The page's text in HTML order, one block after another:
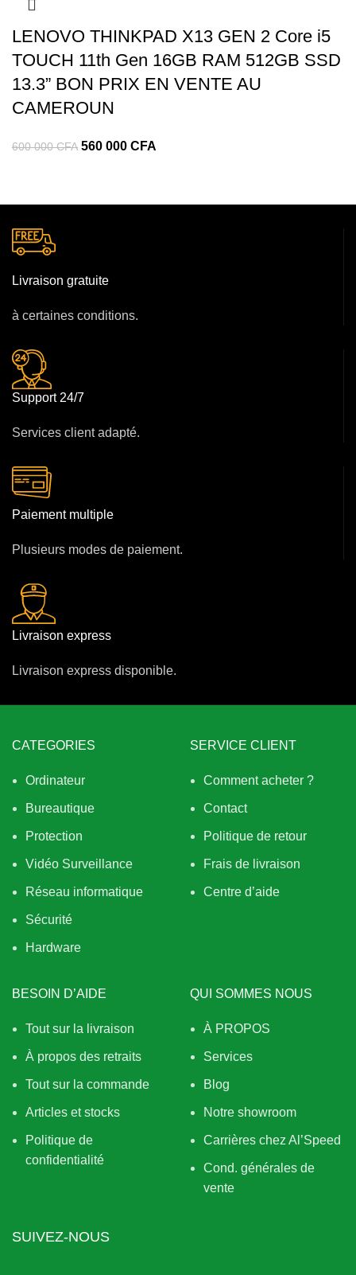
LENOVO THINKPAD X13 GEN 2 Core i5
TOUCH 11th Gen 16GB RAM 512GB SSD
13.3” BON PRIX EN VENTE AU
CAMEROUN
600 000CFA 560 000 CFA
Livraison gratuite
à certaines conditions.
Support 24/7
Services client adapté.
Paiement multiple
Plusieurs modes de paiement.
Livraison express
Livraison express disponible.
CATEGORIES
Ordinateur
Bureautique
Protection
Vidéo Surveillance
Réseau informatique
Sécurité
Hardware
SERVICE CLIENT
Comment acheter ?
Contact
Politique de retour
Frais de livraison
Centre d’aide
BESOIN D’AIDE
Tout sur la livraison
À propos des retraits
Tout sur la commande
Articles et stocks
Politique de
confidentialité
QUI SOMMES NOUS
À PROPOS
Services
Blog
Notre showroom
Carrières chez Al’Speed
Cond. générales de
vente
SUIVEZ-NOUS